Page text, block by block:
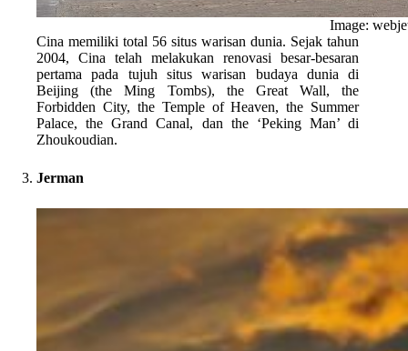
Image:
Cina memiliki total 56 situs warisan dunia. Sejak tahun
2004, Cina telah melakukan renovasi besar-besaran
pertama pada tujuh situs warisan budaya dunia di
Beijing (the Ming Tombs), the Great Wall, the
Forbidden City, the Temple of Heaven, the Summer
Palace, the Grand Canal, dan the ‘Peking Man’ di
Zhoukoudian.
Jerman